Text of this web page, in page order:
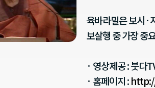
육바라밀은 보시·
보살행 중 가장 중
· 영상제공 : 붓다
· 홈페이지 :